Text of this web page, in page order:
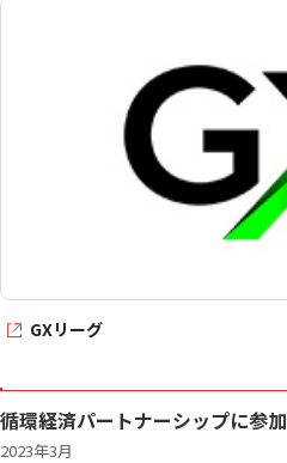
GXリーグ
循環経済パートナーシップに参加
2023年3月